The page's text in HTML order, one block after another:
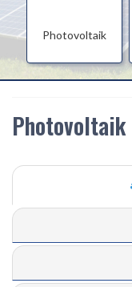
Photovoltaik
Photovoltaik